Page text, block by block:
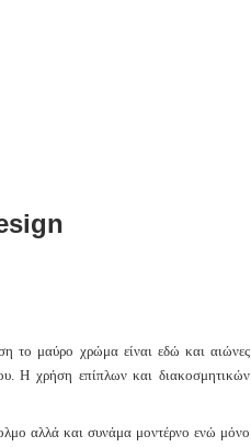
το μαύρο χρώμα είναι εδώ και αιώνες
Η χρήση επίπλων και διακοσμητικών
αλλά και συνάμα μοντέρνο ενώ μόνο